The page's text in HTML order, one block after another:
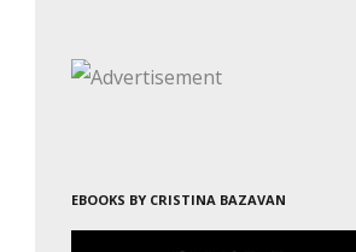
EBOOKS BY CRISTINA BAZAVAN